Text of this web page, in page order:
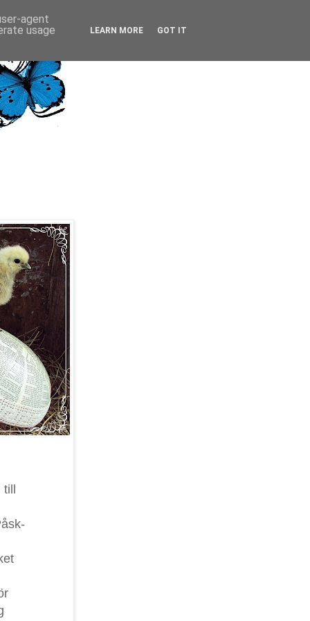
till
agent
usage
LEARN MORE GOT IT